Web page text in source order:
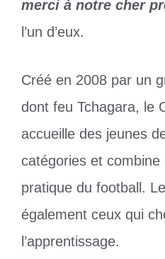
merci à notre cher
l’un d’eux.
Créé en 2008 par un
dont feu Tchagara, le
accueille des jeunes
catégories et
pratique du football.
également ceux qui
l’apprentissage.